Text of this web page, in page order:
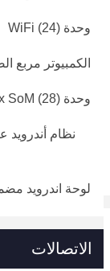
وحدة WiFi (24)
الكمبيوتر مربع
وحدة Linux SoM (28)
نظام أندرويد
لوحة اندرويد
الاتصالات